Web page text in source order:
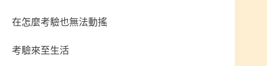
在怎麼考驗也無法動搖
考驗來至生活